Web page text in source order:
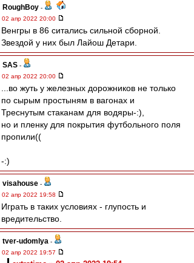
RoughBoy -
02 апр 2022 20:00
Венгры в 86 ситались сильной сборной.
Звездой у них был Лайош Детари.
SAS -
02 апр 2022 20:00
...во жуть у железных дорожников не только
по сырым простыням в вагонах и
Треснутым стаканам для водяры-:),
но и пленку для покрытия футбольного поля
пропили((
-:)
visahouse -
02 апр 2022 19:58
Играть в таких условиях - глупость и
вредительство.
tver-udomlya -
02 апр 2022 19:57